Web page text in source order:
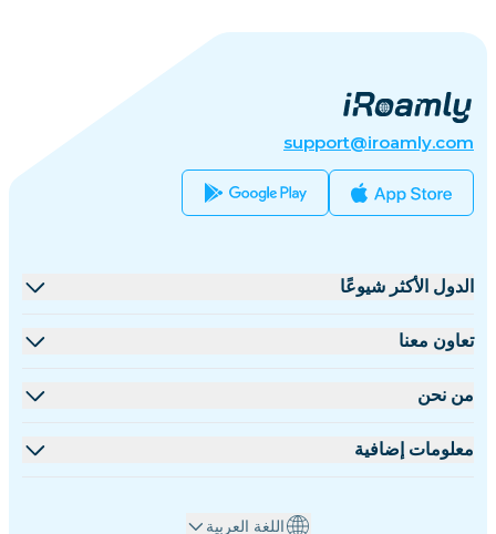
support@iroamly.com
الدول الأكثر شيوعًا
الولايات المتحدة
تركيا
فرنسا
تعاون معنا
مستندات API
من نحن
نبذة عن iRoamly
معلومات إضافية
اللغة العربية